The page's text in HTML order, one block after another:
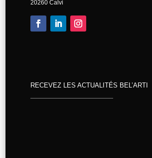
20260 Calvi
RECEVEZ LES ACTUALITÉS BEL’ARTI